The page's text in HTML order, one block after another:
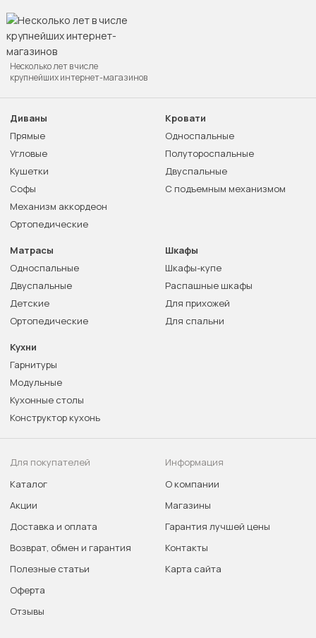
Несколько лет в числе
крупнейших интернет-магазинов
Диваны
Прямые
Угловые
Кушетки
Софы
Механизм аккордеон
Ортопедические
Кровати
Односпальные
Полутороспальные
Двуспальные
С подъемным механизмом
Матрасы
Односпальные
Двуспальные
Детские
Ортопедические
Шкафы
Шкафы-купе
Распашные шкафы
Для прихожей
Для спальни
Кухни
Гарнитуры
Модульные
Кухонные столы
Конструктор кухонь
Для покупателей
Каталог
Акции
Доставка и оплата
Возврат, обмен и гарантия
Полезные статьи
Оферта
Отзывы
Информация
О компании
Магазины
Гарантия лучшей цены
Контакты
Карта сайта